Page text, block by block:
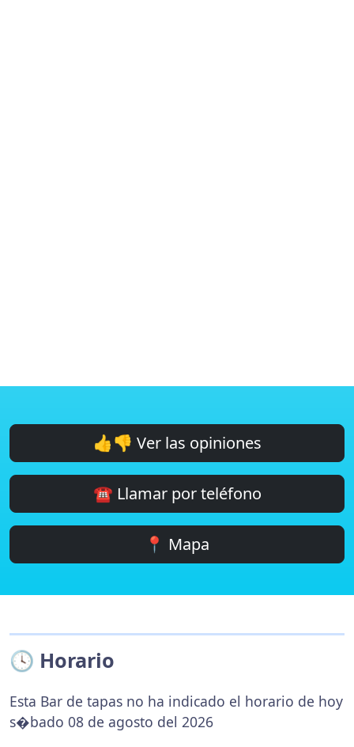
👍👎 Ver las opiniones
☎️ Llamar por teléfono
📍 Mapa
🕓 Horario
Esta Bar de tapas no ha indicado el horario de hoy
s�bado 08 de agosto del 2026